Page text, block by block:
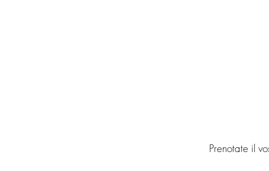
Prenotate il